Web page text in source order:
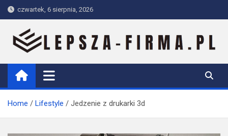
Skip
to
content
czwartek, 6 sierpnia, 2026
Lepsza-firma.pl
Home Lifestyle Jedzenie z drukarki 3d